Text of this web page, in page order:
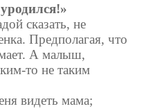
сказать, не
Предполагая, что
А малыш,
то не таким
видеть мама;